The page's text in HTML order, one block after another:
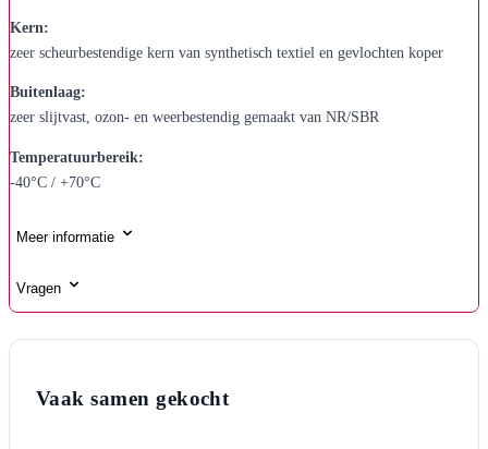
Kern:
zeer scheurbestendige kern van synthetisch textiel en gevlochten koper
Buitenlaag:
zeer slijtvast, ozon- en weerbestendig gemaakt van NR/SBR
Temperatuurbereik:
-40°C / +70°C
Meer informatie
Vragen
Vaak samen gekocht